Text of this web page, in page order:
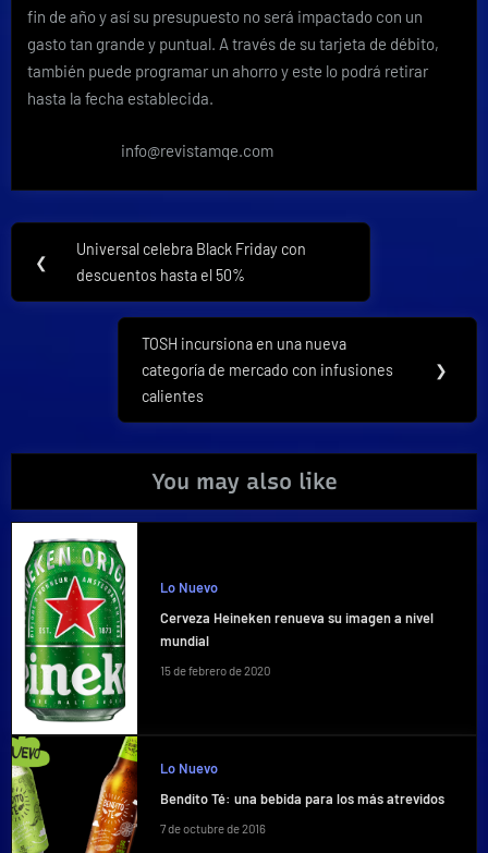
fin de año y así su presupuesto no será impactado con un
gasto tan grande y puntual. A través de su tarjeta de débito,
también puede programar un ahorro y este lo podrá retirar
hasta la fecha establecida.
info@revistamqe.com
Navegación
de
entradas
❮
Previous
Post:
Universal celebra Black Friday con
descuentos hasta el 50%
Next
Post:
TOSH incursiona en una nueva
categoría de mercado con infusiones
calientes
❯
You may also like
Lo Nuevo
Cerveza Heineken renueva su imagen a nivel
mundial
15 de febrero de 2020
Lo Nuevo
Bendito Té: una bebida para los más atrevidos
7 de octubre de 2016